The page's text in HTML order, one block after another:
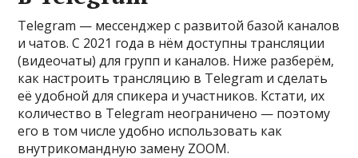
Telegram — мессенджер с развитой базой каналов
и чатов. С 2021 года в нём доступны трансляции
(видеочаты) для групп и каналов. Ниже разберём,
как настроить трансляцию в Telegram и сделать
её удобной для спикера и участников. Кстати, их
количество в Telegram неограничено — поэтому
его в том числе удобно использовать как
внутрикомандную замену ZOOM.